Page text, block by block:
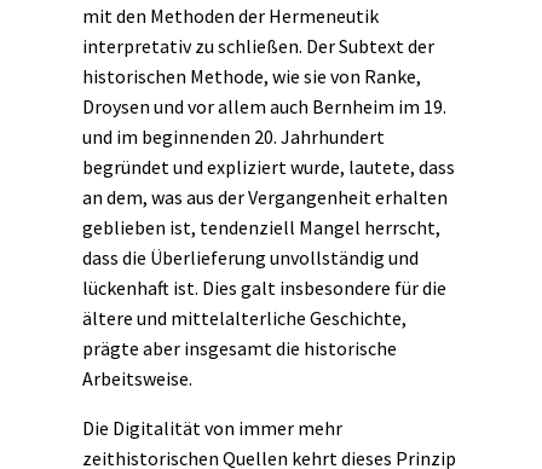
mit den Methoden der Hermeneutik
interpretativ zu schließen. Der Subtext der
historischen Methode, wie sie von Ranke,
Droysen und vor allem auch Bernheim im 19.
und im beginnenden 20. Jahrhundert
begründet und expliziert wurde, lautete, dass
an dem, was aus der Vergangenheit erhalten
geblieben ist, tendenziell Mangel herrscht,
dass die Überlieferung unvollständig und
lückenhaft ist. Dies galt insbesondere für die
ältere und mittelalterliche Geschichte,
prägte aber insgesamt die historische
Arbeitsweise.
Die Digitalität von immer mehr
zeithistorischen Quellen kehrt dieses Prinzip